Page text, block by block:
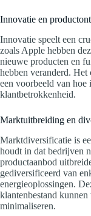
Innovatie en
Innovatie speelt een
zoals Apple hebben
nieuwe producten en
hebben veranderd.
een voorbeeld van
klantbetrokkenheid.
Marktuitbreiding en
Marktdiversificatie is
houdt in dat bedrijven
productaanbod
gediversificeerd van
energieoplossingen.
klantenbestand
minimaliseren.